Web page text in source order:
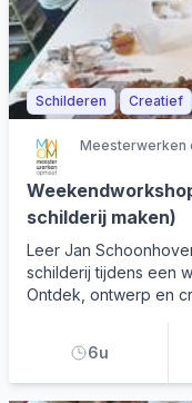
Schilderen Creatief
Meesterwerken
schilderij maken)
Leer Jan
schilderij tijdens een
Ontdek, ontwerp en
6u